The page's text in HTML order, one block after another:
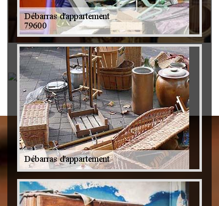
Rachat instrument de musique 79
Achat antiquité 79